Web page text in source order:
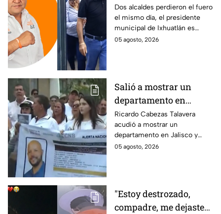
Galván: uno de ellos
está implicado en el
asesinato de la
periodista Roxana
Dos alcaldes perdieron el fuero
el mismo día, el presidente
municipal de Ixhuatlán es
investigado por el secuestro y
05 agosto, 2026
Salió a mostrar un
departamento en
Zapopan y no volvió a
casa: Buscan a Ricardo
Cabezas Talavera en
Jalisco
Ricardo Cabezas Talavera
acudió a mostrar un
departamento en Jalisco y
después desapareció;
05 agosto, 2026
"Estoy destrozado,
compadre, me dejaste":